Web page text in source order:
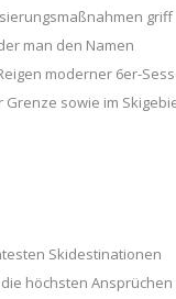
griff
man den Namen
moderner 6er-
sowie im
Skidestinationen
höchsten Ansprüchen